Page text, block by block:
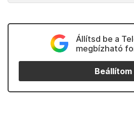
Állítsd be a
megbízható
Beállítom